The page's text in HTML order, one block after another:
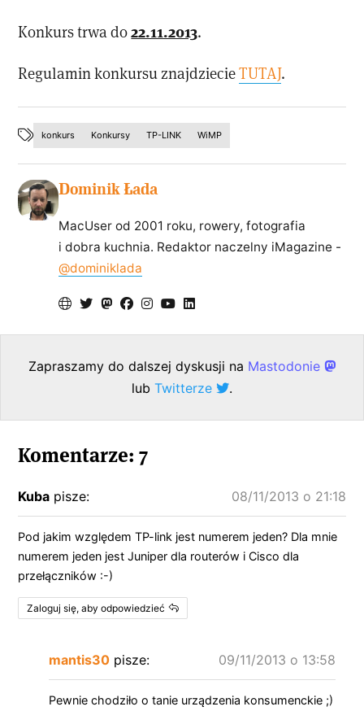
Konkurs trwa do22.11.2013.
Regulamin konkursu znajdziecieTUTAJ.
konkurs Konkursy TP-LINK WiMP
Dominik Łada
MacUser od 2001 roku, rowery, fotografia
i dobra kuchnia. Redaktor naczelny iMagazine -
@dominiklada
Zapraszamy do dalszej dyskusji na Mastodonie
lub Twitterze .
Komentarze: 7
Kuba pisze: 08/11/2013 o 21:18
Pod jakim względem TP-link jest numerem jeden? Dla mnie
numerem jeden jest Juniper dla routerów i Cisco dla
przełączników :-)
Zaloguj się, aby odpowiedzieć
mantis30 pisze: 09/11/2013 o 13:58
Pewnie chodziło o tanie urządzenia konsumenckie ;)